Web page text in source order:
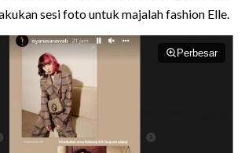
sesi foto untuk majalah fashion Elle.
Perbesar